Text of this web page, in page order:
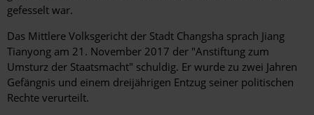
gefesselt war.
Das Mittlere Volksgericht der Stadt Changsha sprach Jiang
Tianyong am 21. November 2017 der "Anstiftung zum
Umsturz der Staatsmacht" schuldig. Er wurde zu zwei Jahren
Gefängnis und einem dreijährigen Entzug seiner politischen
Rechte verurteilt.